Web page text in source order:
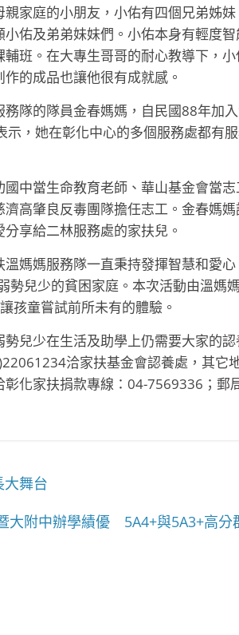
家庭的小朋友，小佑有四個兄弟姊
佑及弟弟妹妹們。小佑本身有輕度
班。在大專生哥哥的耐心教導下，小
的成品也讓他很有成就感。
隊的隊員金春媽媽，自民國88年加
，她在彰化中心的多個服務處都有
中當生命教育老師、華山基金會當
高肇良反毒團隊擔任志工。金春媽
享給二林服務處的家扶兒。
媽媽服務隊一直秉持發揮智慧和愛
勢兒少的貧困家庭。本次活動由溫媽
孩童嘗試前所未有的體驗。
兒少在生活及助學上仍需要大家的
洽家扶基金會認養處，其它
化家扶捐款專線：04-7569336；郵
大舞台
大附中辦學績優 5A4+與5A3+高分